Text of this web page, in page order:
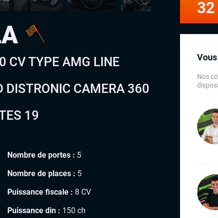
CV TYPE AMG LINE
DISTRONIC CAMERA 360
19
Nombre de portes : 5
Nombre de places : 5
Puissance fiscale : 8 CV
Puissance din : 150 ch
Nos